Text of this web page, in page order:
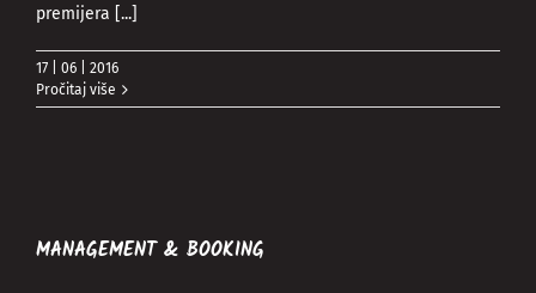
premijera [...]
17 | 06 | 2016
Pročitaj više
MANAGEMENT & BOOKING